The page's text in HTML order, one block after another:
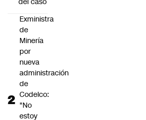
Exministra
de
Minería
por
nueva
administración
de
Codelco:
"No
estoy